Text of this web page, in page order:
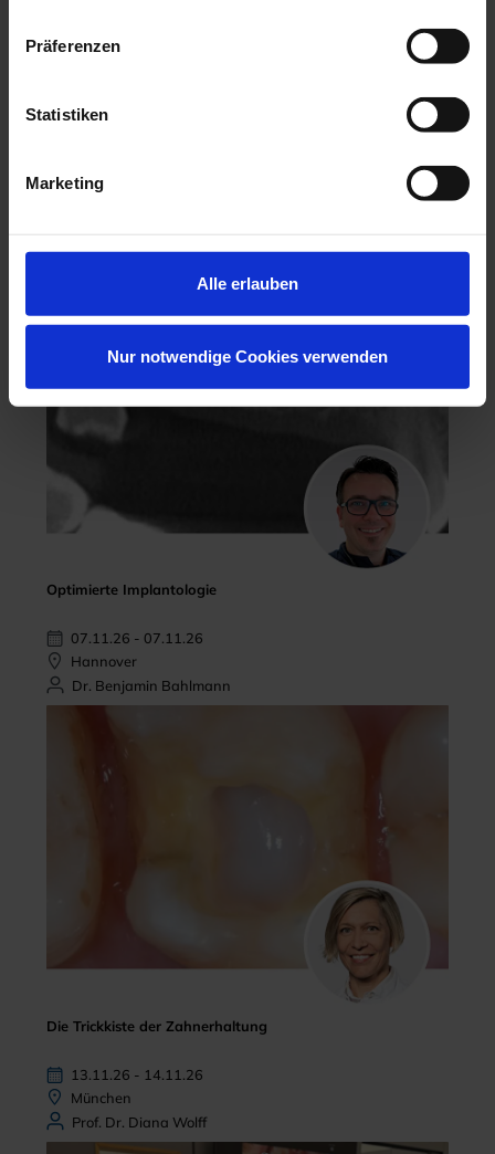
Präferenzen
Statistiken
Marketing
Alle erlauben
Nur notwendige Cookies verwenden
06.11.26 - 07.11.26
Dr. Hanni Lohmar
Optimierte Implantologie
07.11.26 - 07.11.26
Hannover
Dr. Benjamin Bahlmann
Die Trickkiste der Zahnerhaltung
13.11.26 - 14.11.26
München
Prof. Dr. Diana Wolff